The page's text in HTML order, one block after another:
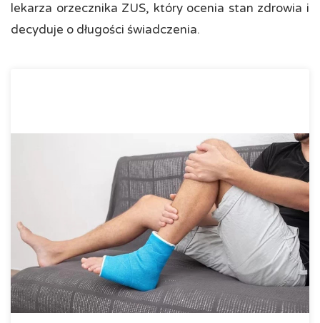
lekarza orzecznika ZUS, który ocenia stan zdrowia i
decyduje o długości świadczenia.